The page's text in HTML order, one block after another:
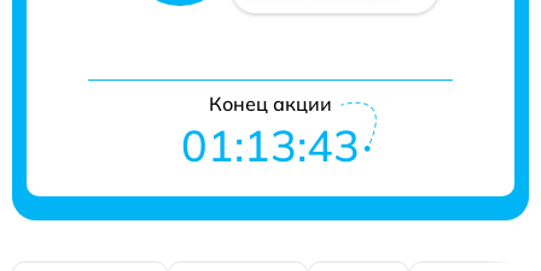
Конец акции
01:13:42